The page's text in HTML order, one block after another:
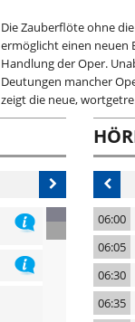
Die Zauberflöte ohne
ermöglicht einen neuen
Handlung der Oper.
Deutungen mancher
zeigt die neue,
06:00
06:05
06:30
06:35